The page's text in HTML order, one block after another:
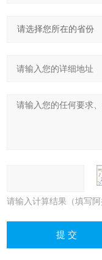
请输入计算结果（填写